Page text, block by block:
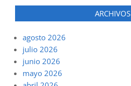
ARCHIVOS
agosto 2026
julio 2026
junio 2026
mayo 2026